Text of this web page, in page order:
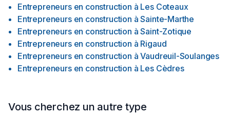
Entrepreneurs en construction à Les Coteaux
Entrepreneurs en construction à Sainte-Marthe
Entrepreneurs en construction à Saint-Zotique
Entrepreneurs en construction à Rigaud
Entrepreneurs en construction à Vaudreuil-Soulanges
Entrepreneurs en construction à Les Cèdres
Vous cherchez un autre type